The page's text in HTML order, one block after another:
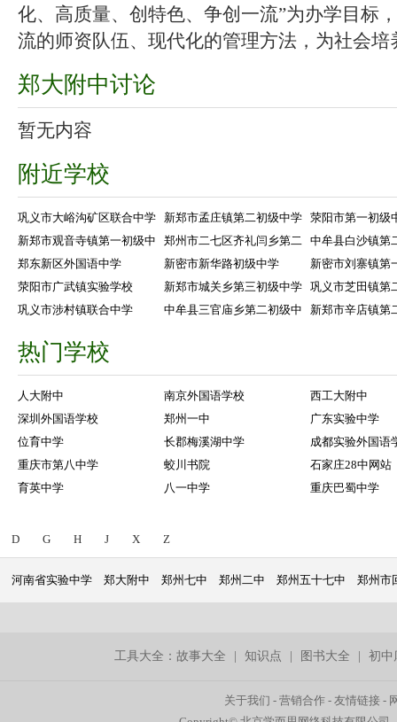
化、高质量、创特色、争创一流”为办学目标
流的师资队伍、现代化的管理方法，为社会
郑大附中讨论
暂无内容
附近学校
巩义市大峪沟矿区联合中学 新郑市孟庄镇第二初级中学 荥阳市第一初级
新郑市观音寺镇第一初级中
郑州市二七区齐礼闫乡第二 中牟县白沙镇第
郑东新区外国语中学
新密市新华路初级中学
新密市刘寨镇第
荥阳市广武镇实验学校
新郑市城关乡第三初级中学 巩义市芝田镇第
巩义市涉村镇联合中学
中牟县三官庙乡第二初级中 新郑市辛店镇第
热门学校
人大附中 南京外国语学校
西工大附中
深圳外国语学校
郑州一中
广东实验中学
位育中学
长郡梅溪湖中学
成都实验外国语
重庆市第八中学
蛟川书院
石家庄28中网站
育英中学
八一中学 重庆巴蜀中学
D G H J X Z
河南省实验中学 郑大附中 郑州七中 郑州二中 郑州五十七中 郑州市
工具大全：故事大全 |知识点 图书大全 |初中
关于我们 -营销合作 -友情链接 -